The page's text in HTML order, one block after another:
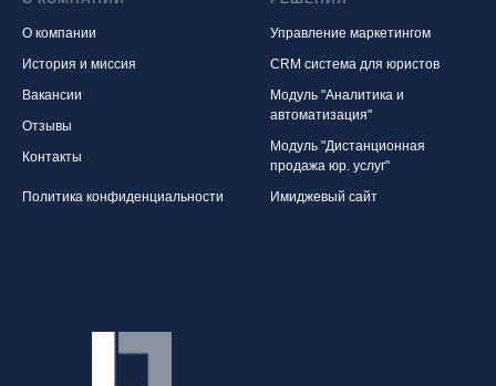
О компании
История и миссия
Вакансии
Отзывы
Контакты
Политика конфиденциальности
Управление маркетингом
CRM система для юристов
Модуль "Аналитика и
автоматизация"
Модуль "Дистанционная
продажа юр. услуг"
Имиджевый сайт